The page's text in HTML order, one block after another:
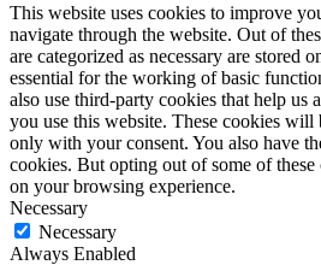
This website uses cookies to improve
navigate through the website. Out of
are categorized as necessary are stored
essential for the working of basic
also use third-party cookies that help us
you use this website. These cookies
only with your consent. You also have
cookies. But opting out of some of
on your browsing experience.
Necessary
Necessary
Always Enabled